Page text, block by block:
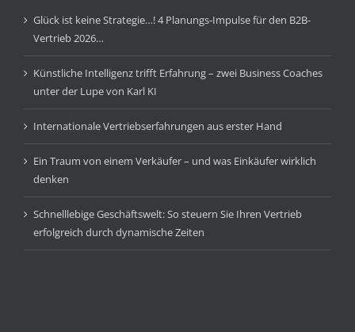
Glück ist keine Strategie…! 4 Planungs-Impulse für den B2B-
Vertrieb 2026…
Künstliche Intelligenz trifft Erfahrung – zwei Business Coaches
unter der Lupe von Karl KI
Internationale Vertriebserfahrungen aus erster Hand
Ein Traum von einem Verkäufer – und was Einkäufer wirklich
denken
Schnelllebige Geschäftswelt: So steuern Sie Ihren Vertrieb
erfolgreich durch dynamische Zeiten